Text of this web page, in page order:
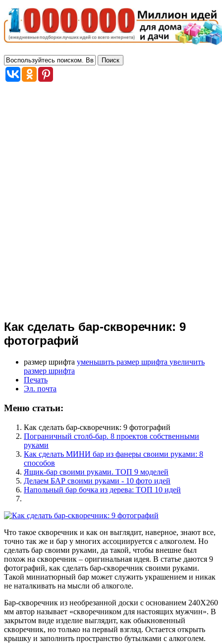
Как сделать бар-скворечник: 9
фотографий
размер шрифта уменьшить размер шрифта увеличить
размер шрифта
Печать
Эл. почта
Меню статьи:
Как сделать бар-скворечник: 9 фотографий
Пограничный столб-бар. 8 проектов собственными
руками
Как сделать МИНИ бар из фанеры своими руками: 8
способов
Ящик-бар своими руками. ТОП 9 моделей
Делаем БАР своими руками - 10 фото идей
Напольный бар бочка из дерева: ТОП 10 идей
Что такое скворечник и как он выглядит, наверное, знают все,
точно так же и бар у многих ассоциируется с алкоголем. Но
сделать бар своими руками, да такой, чтобы внешне был
похож на скворечник – оригинальная идея. В статье даются 9
фотографий, как сделать бар-скворечник своими руками.
Такой миниатюрный бар может служить украшением и никак
не наталкивать на мысли об алкоголе.
Бар-скворечник из необрезанной доски с основанием 240Х260
мм автор называет «скворечником для настоящих мужчин». В
закрытом виде изделие выглядит, как обыкновенный
скворечник, но только на первый взгляд. Остается открыть
крышку и заполнить пространство бутылками с алкоголем.